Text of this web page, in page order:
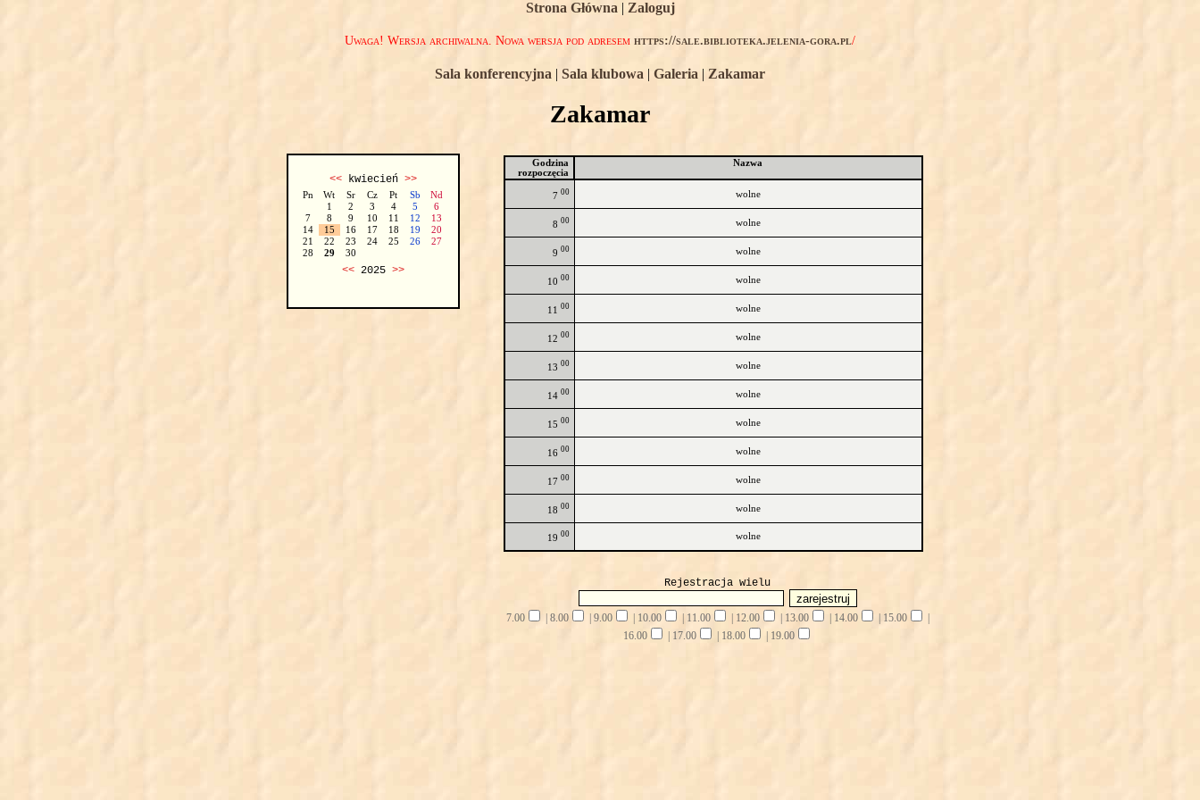
Strona Główna | Zaloguj
Uwaga! Wersja archiwalna. Nowa wersja pod adresem https://sale.biblioteka.jelenia-gora.pl/
Sala konferencyjna | Sala klubowa | Galeria | Zakamar
Zakamar
<<kwiecień >>
Pn Wt Sr Cz Pt Sb
Nd
1
2 3 4 5
6
7
8 9 10 11 12
13
14
15 16 17 18 19
20
21
22 23 24 25 26
27
28
29 30
<<2025 >>
Godzina
rozpoczęcia
Nazwa
7 00 wolne
8 00 wolne
9 00 wolne
10 00 wolne
11 00 wolne
12 00 wolne
13 00 wolne
14 00 wolne
15 00 wolne
16 00 wolne
17 00 wolne
18 00 wolne
19 00 wolne
Rejestracja wielu
7.00 8.00 9.00 10.00 11.00 12.00 13.00 14.00 15.00
16.00
17.00 18.00 19.00